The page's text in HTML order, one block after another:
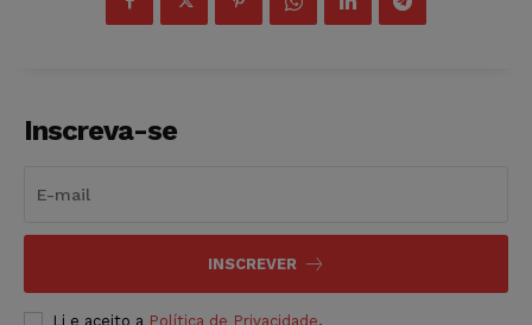
Inscreva-se
INSCREVER
Li e aceito a Política de Privacidade.